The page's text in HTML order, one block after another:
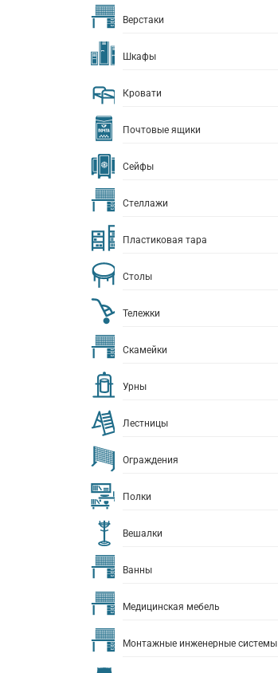
Верстаки
Шкафы
Кровати
Почтовые ящики
Сейфы
Стеллажи
Пластиковая тара
Столы
Тележки
Скамейки
Урны
Лестницы
Ограждения
Полки
Вешалки
Ванны
Медицинская мебель
Монтажные инженерные системы